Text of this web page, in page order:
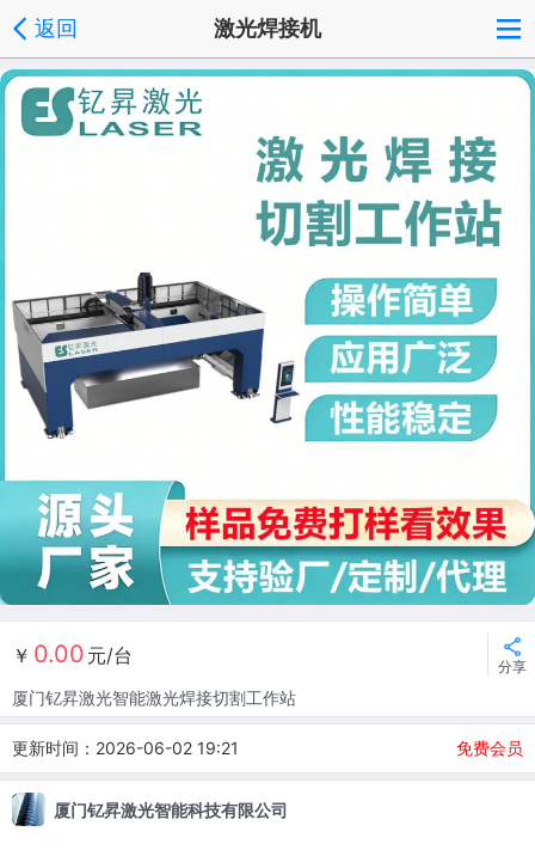
返回 激光焊接机
￥ 0.00 元/台 分享
厦门钇昇激光智能激光焊接切割工作站
更新时间：2026-06-02 19:21 免费会员
厦门钇昇激光智能科技有限公司